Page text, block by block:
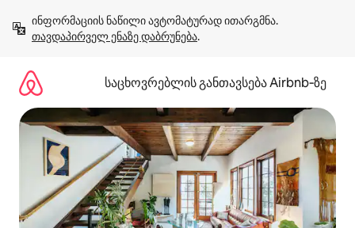
გადასვლა
თავდაპირველ ენაზე დაბრუნება.
საცხოვრებლის განთავსება Airbnb‑ზე